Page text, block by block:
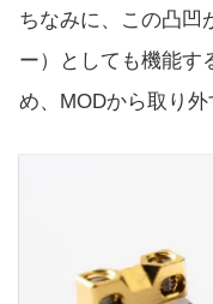
ちなみに、この凸凹
ー）としても機能す
め、MODから取り外